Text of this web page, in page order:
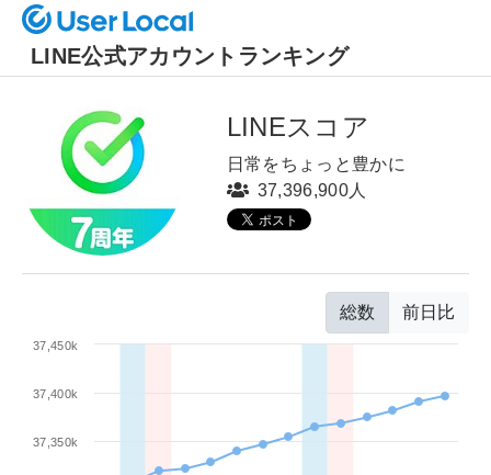
LINE公式アカウントランキング
LINEスコア
日常をちょっと豊かに
37,396,900人
総数 前日比
37,350k
37,400k
37,450k